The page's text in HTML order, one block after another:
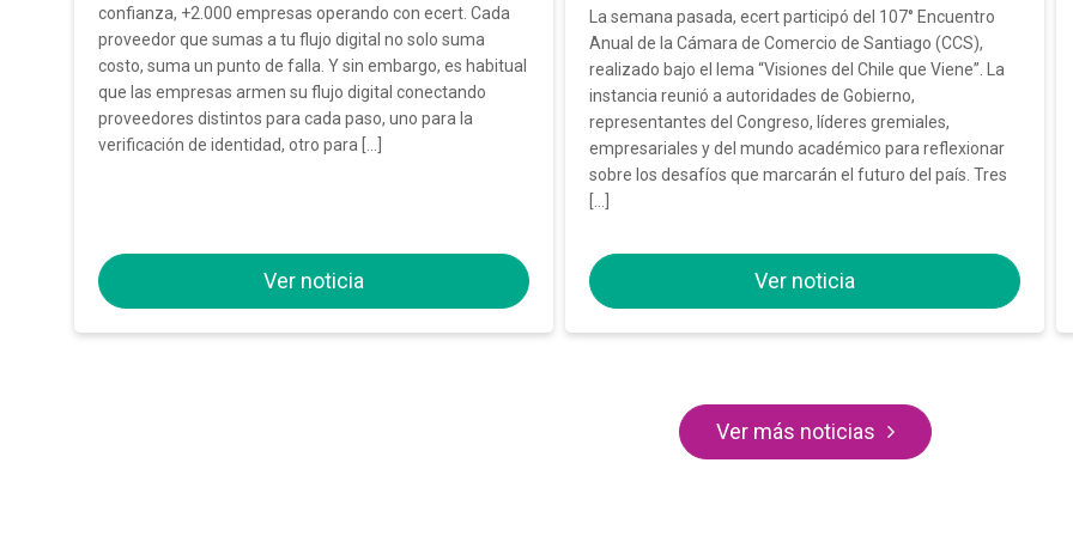
confianza, +2.000 empresas operando con ecert. Cada
proveedor que sumas a tu flujo digital no solo suma
costo, suma un punto de falla. Y sin embargo, es habitual
que las empresas armen su flujo digital conectando
proveedores distintos para cada paso, uno para la
verificación de identidad, otro para […]
Ver noticia
La semana pasada, ecert participó del 107° Encuentro
Anual de la Cámara de Comercio de Santiago (CCS),
realizado bajo el lema “Visiones del Chile que Viene”. La
instancia reunió a autoridades de Gobierno,
representantes del Congreso, líderes gremiales,
empresariales y del mundo académico para reflexionar
sobre los desafíos que marcarán el futuro del país. Tres
Ver noticia
Ver más noticias